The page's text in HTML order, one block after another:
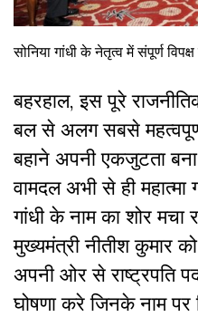
सोनिया गांधी के नेतृत्व में संपूर्ण
बहरहाल, इस पूरे
बल से अलग सबसे महत्वपूर्ण
बहाने अपनी एकजुटता
वामदल अभी से ही महात्मा
गांधी के नाम का शोर मचा
मुख्यमंत्री नीतीश कुमार
अपनी ओर से राष्ट्रपति
घोषणा करे जिनके नाम पर